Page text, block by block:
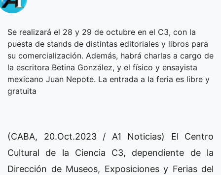
Se realizará el 28 y 29 de octubre en el C3, con la
puesta de stands de distintas editoriales y libros para
su comercialización. Además, habrá charlas a cargo de
la escritora Betina González, y el físico y ensayista
mexicano Juan Nepote. La entrada a la feria es libre y
gratuita
(CABA, 20.Oct.2023 / A1 Noticias) El Centro
Cultural de la Ciencia C3, dependiente de la
Dirección de Museos, Exposiciones y Ferias del